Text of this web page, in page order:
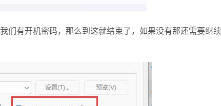
有开机密码，那么到这就结束了，如果没有那还需要继